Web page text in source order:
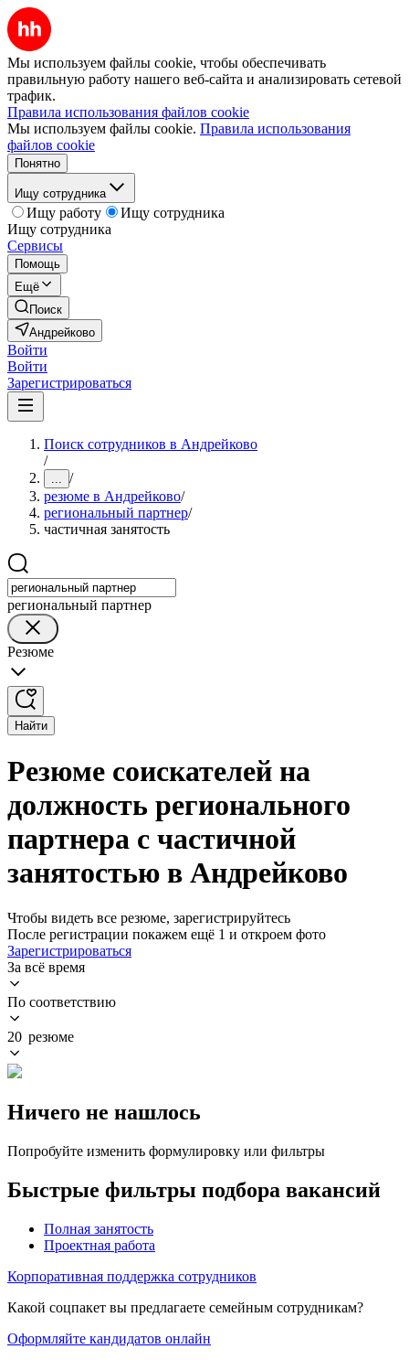
Мы используем файлы cookie, чтобы обеспечивать
правильную работу нашего веб-сайта и анализировать сетевой
трафик.
Правила использования файлов cookie
Мы используем файлы cookie. Правила использования
файлов cookie
Понятно
Ищу сотрудника
Ищу работу
Ищу сотрудника
Ищу сотрудника
Сервисы
Помощь
Ещё
Поиск
Андрейково
Войти
Войти
Зарегистрироваться
Поиск сотрудников в Андрейково
/
... /
резюме в Андрейково/
региональный партнер/
частичная занятость
региональный партнер
Резюме
Найти
Резюме соискателей на
должность регионального
партнера с частичной
занятостью в Андрейково
Чтобы видеть все резюме, зарегистрируйтесь
После регистрации покажем ещё 1 и откроем фото
Зарегистрироваться
За всё время
По соответствию
20 резюме
Ничего не нашлось
Попробуйте изменить формулировку или фильтры
Быстрые фильтры подбора вакансий
Полная занятость
Проектная работа
Корпоративная поддержка сотрудников
Какой соцпакет вы предлагаете семейным сотрудникам?
Оформляйте кандидатов онлайн